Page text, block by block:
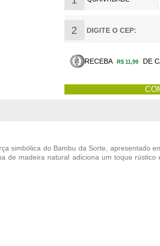
2 DIGITE O CEP:
RECEBA R$ 11,99 DE
simbólica do Bambu da Sorte , apresentado
de madeira natural adiciona um toque